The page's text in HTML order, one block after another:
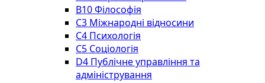
B10 Філософія
C3 Міжнародні відносини
C4 Психологія
С5 Соціологія
D4 Публічне управління та
адміністрування